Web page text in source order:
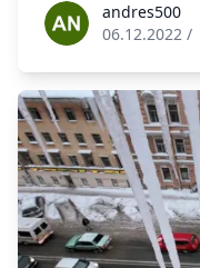
andres500andres500
06.12.2022 /